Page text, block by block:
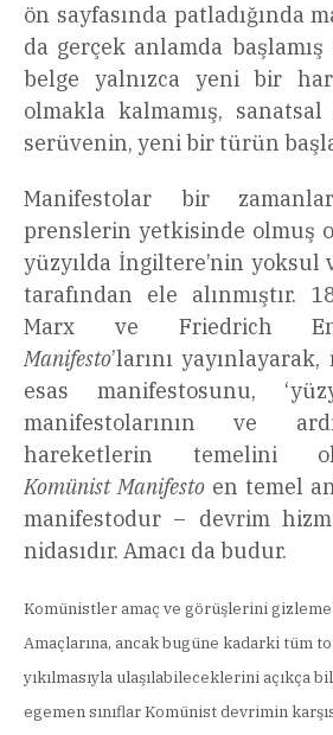
ön sayfasında patladığında
da gerçek anlamda
belge yalnızca yeni bir
olmakla kalmamış,
serüvenin, yeni bir türün
Manifestolar bir
prenslerin yetkisinde olmuş
yüzyılda İngiltere’nin yoksul
tarafından ele alınmıştır.
Marx ve Friedrich
Manifesto’larını
esas manifestosunu,
manifestolarının ve
hareketlerin temelini
Komünist Manifesto en temel
manifestodur – devrim
nidasıdır. Amacı da budur.
Komünistler amaç ve görüşlerini
Amaçlarına, ancak bugüne kadarki tüm
yıkılmasıyla ulaşılabileceklerini açıkça
egemen sınıflar Komünist devrimin